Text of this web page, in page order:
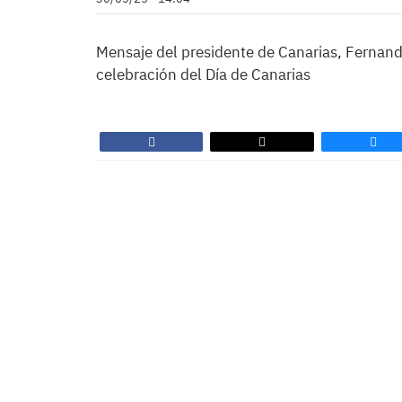
Mensaje del presidente de Canarias,
celebración del Día de Canarias